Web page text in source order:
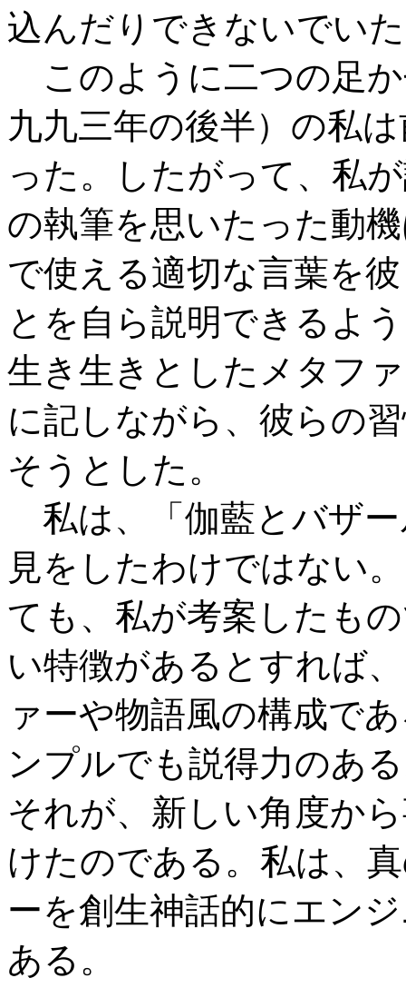
込んだりできないでい
このように二つの足
九九三年の後半）の私
った。したがって、私
の執筆を思いたった動
で使える適切な言葉を
とを自ら説明できるよ
生き生きとしたメタフ
に記しながら、彼らの
そうとした。
私は、「伽藍とバザ
見をしたわけではない
ても、私が考案したも
い特徴があるとすれば
ァーや物語風の構成で
ンプルでも説得力のあ
それが、新しい角度か
けたのである。私は、
ーを創生神話的にエン
ある。